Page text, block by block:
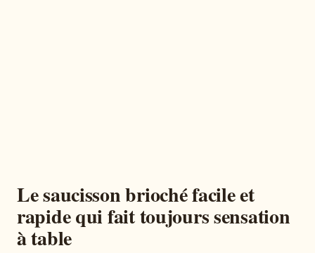
Le saucisson brioché facile et
rapide qui fait toujours sensation
à table